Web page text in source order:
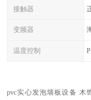
接触器
变频器
温度控制
pvc实心发泡墙板设备 木